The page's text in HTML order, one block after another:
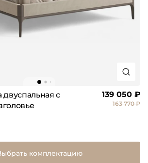
двуспальная с
139 050 ₽
163 770 ₽
комплектацию